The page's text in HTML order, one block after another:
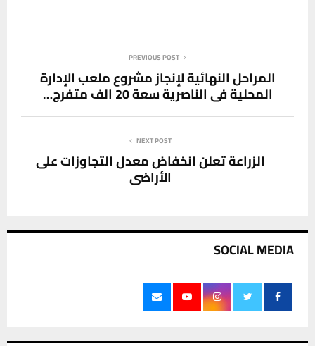
PREVIOUS POST
المراحل النهائية لإنجاز مشروع ملعب الإدارة
المحلية في الناصرية سعة 20 الف متفرج…
NEXT POST
الزراعة تعلن انخفاض معدل التجاوزات على
الأراضي
SOCIAL MEDIA